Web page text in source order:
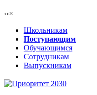
‹›×
Школьникам
Поступающим
Обучающимся
Сотрудникам
Выпускникам